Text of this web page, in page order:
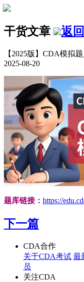
干货文章 返回
【2025版】CDA模拟
2025-08-20
题库链接： https://
下一篇
CDA合作
关于CDA考试 最
员
关注CDA